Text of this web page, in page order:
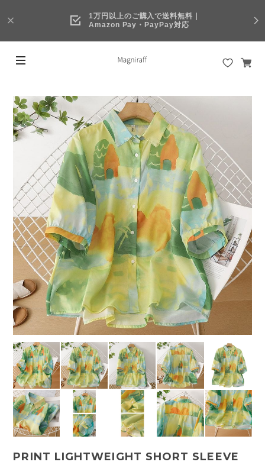
1万円以上のご購入で送料無料｜
Amazon Pay・PayPay対応
PRINT LIGHTWEIGHT SHORT SLEEVE